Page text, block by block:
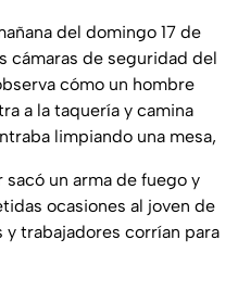
del domingo 17 de
cámaras de seguridad del
cómo un hombre
a la taquería y camina
limpiando una mesa,
sacó un arma de fuego y
ocasiones al joven de
y trabajadores corrían para